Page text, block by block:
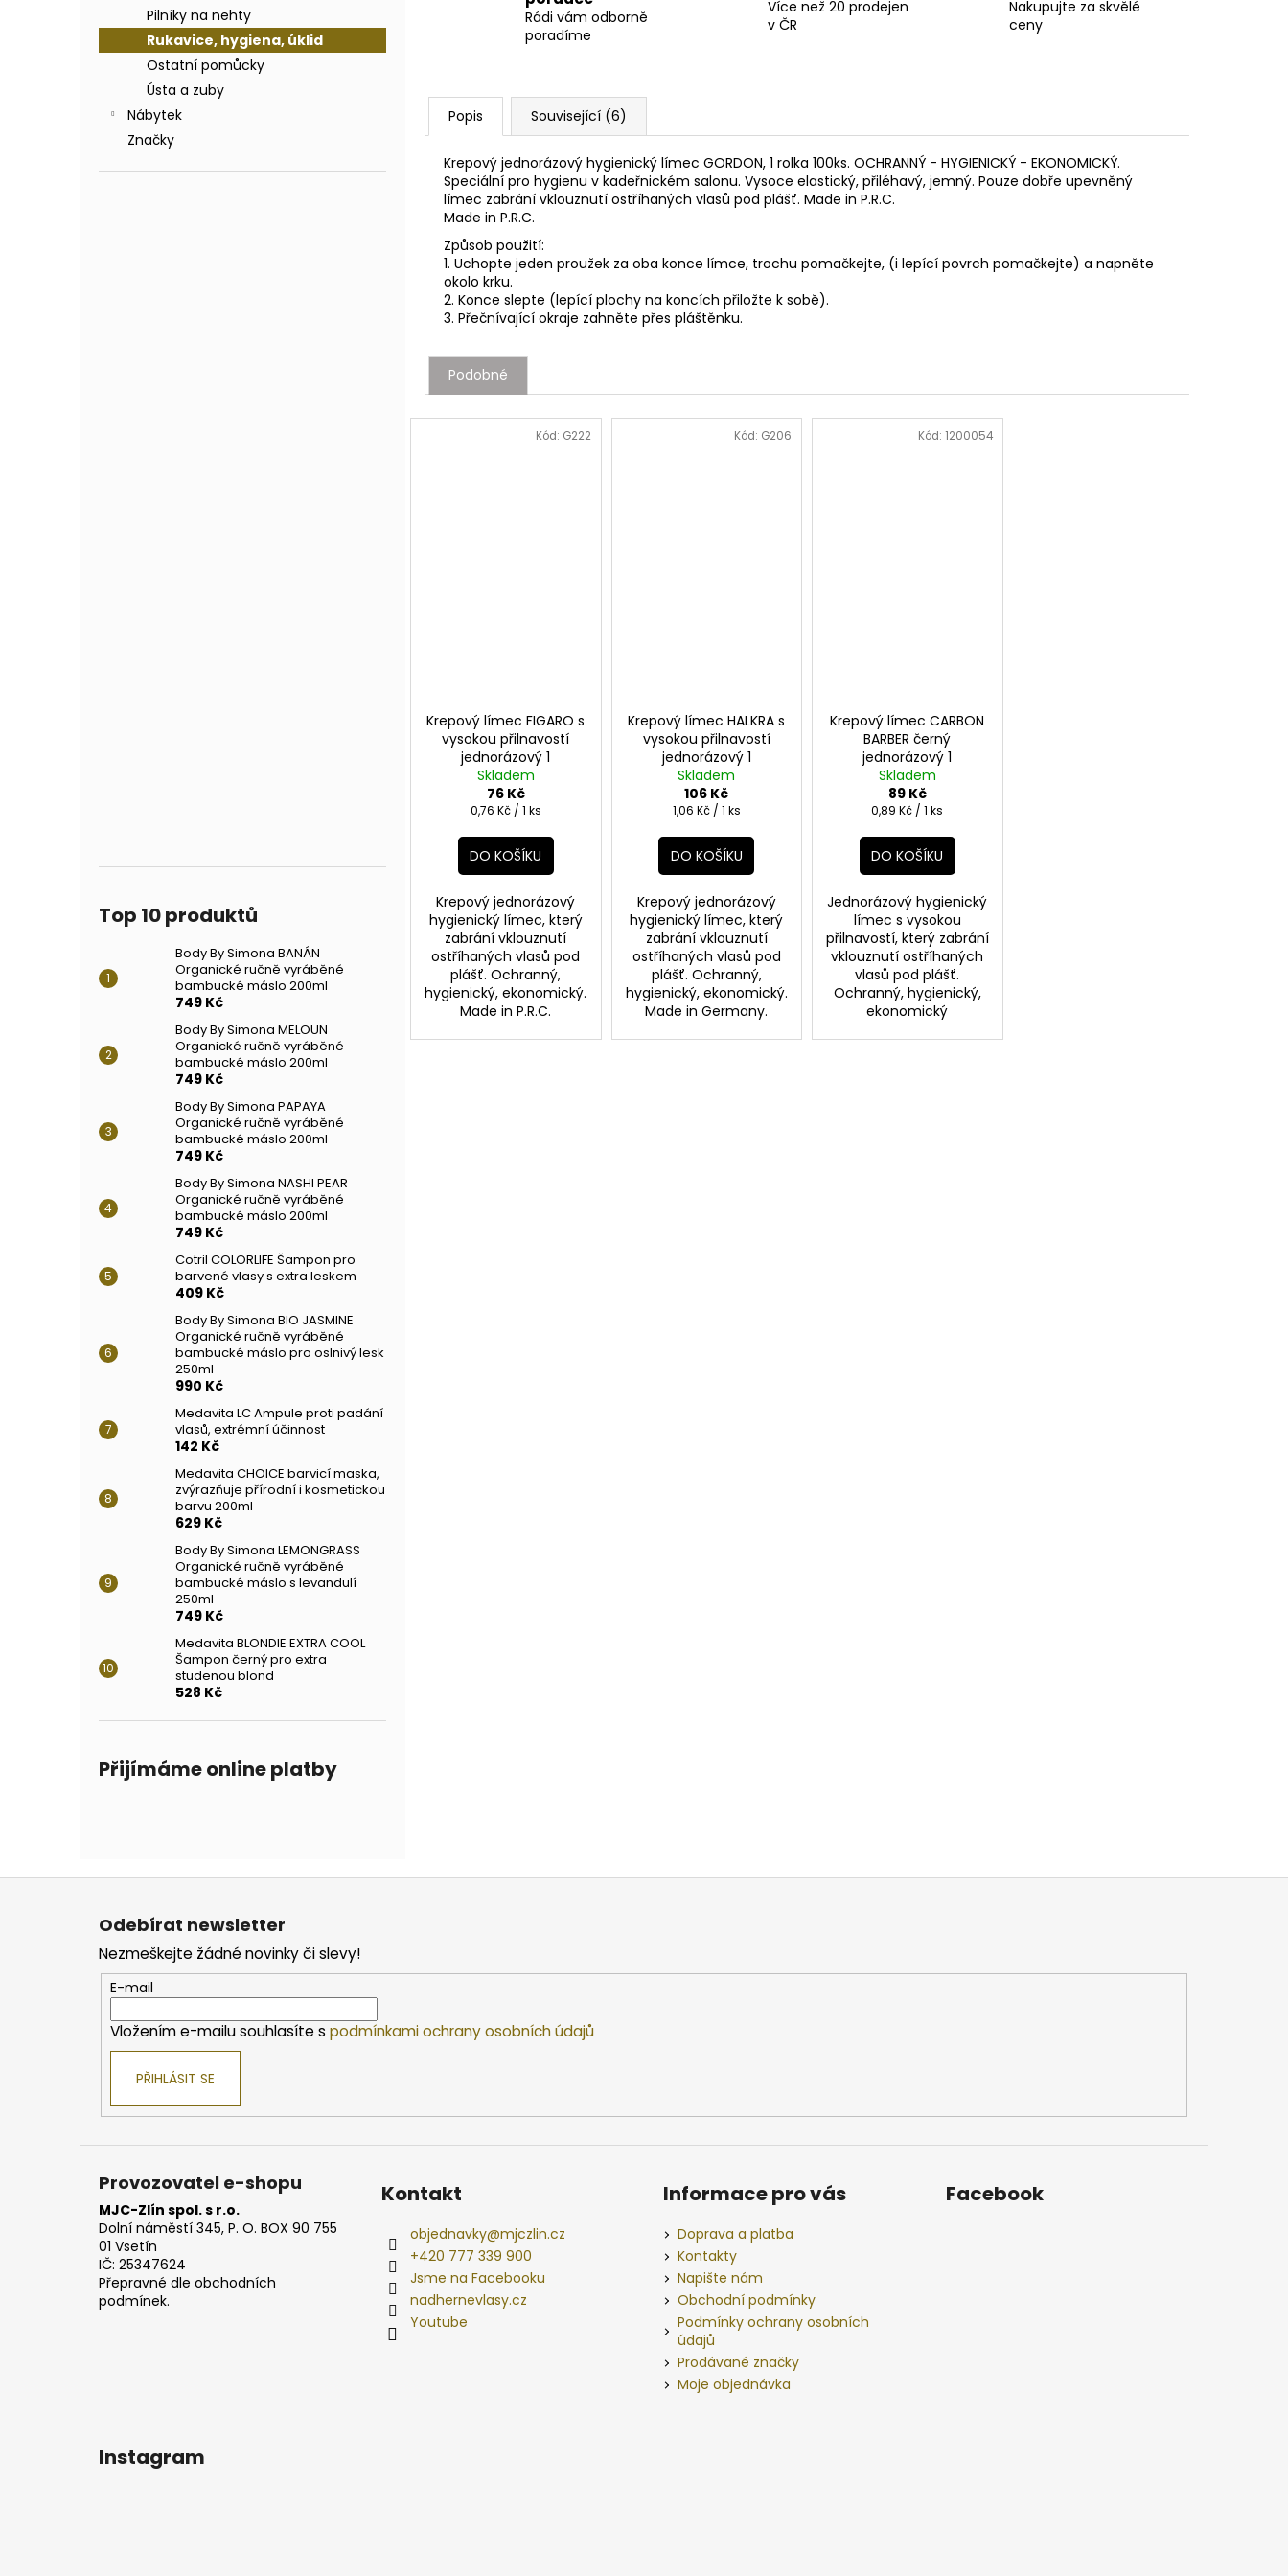
Pilníky na nehty
Rukavice, hygiena, úklid
Ostatní pomůcky
Ústa a zuby
Nábytek
Značky
Top 10 produktů
Body By Simona BANÁN
Organické ručně vyráběné
bambucké máslo 200ml
749 Kč
Body By Simona MELOUN
Organické ručně vyráběné
bambucké máslo 200ml
749 Kč
Body By Simona PAPAYA
Organické ručně vyráběné
bambucké máslo 200ml
749 Kč
Body By Simona NASHI PEAR
Organické ručně vyráběné
bambucké máslo 200ml
749 Kč
Cotril COLORLIFE Šampon pro
barvené vlasy s extra leskem
409 Kč
Body By Simona BIO JASMINE
Organické ručně vyráběné
bambucké máslo pro oslnivý lesk
250ml
990 Kč
Medavita LC Ampule proti padání
vlasů, extrémní účinnost
142 Kč
Medavita CHOICE barvicí maska,
zvýrazňuje přírodní i kosmetickou
barvu 200ml
629 Kč
Body By Simona LEMONGRASS
Organické ručně vyráběné
bambucké máslo s levandulí
250ml
749 Kč
Medavita BLONDIE EXTRA COOL
Šampon černý pro extra
studenou blond
528 Kč
Přijímáme online platby
Rádi vám odborně
poradíme
Více než 20 prodejen
v ČR
Nakupujte za skvělé
ceny
Popis Související (6)
Krepový jednorázový hygienický límec GORDON, 1 rolka 100ks. OCHRANNÝ - HYGIENICKÝ - EKONOMICKÝ.
Speciální pro hygienu v kadeřnickém salonu. Vysoce elastický, přiléhavý, jemný. Pouze dobře upevněný
límec zabrání vklouznutí ostříhaných vlasů pod plášť. Made in P.R.C.
Made in P.R.C.
Způsob použití:
1. Uchopte jeden proužek za oba konce límce, trochu pomačkejte, (i lepící povrch pomačkejte) a napněte
okolo krku.
2. Konce slepte (lepící plochy na koncích přiložte k sobě).
3. Přečnívající okraje zahněte přes pláštěnku.
Podobné
Krepový límec FIGARO s
vysokou přilnavostí
jednorázový 1
rolka/100ks
Skladem
76 Kč
Měrná
0,76 Kč / 1 ks
DO KOŠÍKU
Krepový jednorázový
hygienický límec, který
zabrání vklouznutí
ostříhaných vlasů pod
plášť. Ochranný,
hygienický, ekonomický.
Made in P.R.C.
Kód: G222
Krepový límec HALKRA s
vysokou přilnavostí
jednorázový 1
rolka/100ks
Skladem
106 Kč
Měrná
1,06 Kč / 1 ks
DO KOŠÍKU
Krepový jednorázový
hygienický límec, který
zabrání vklouznutí
ostříhaných vlasů pod
plášť. Ochranný,
hygienický, ekonomický.
Made in Germany.
Kód: G206
Krepový límec CARBON
BARBER černý
jednorázový 1
rolka/100ks
Skladem
89 Kč
Měrná
0,89 Kč / 1 ks
DO KOŠÍKU
Jednorázový hygienický
límec s vysokou
přilnavostí, který zabrání
vklouznutí ostříhaných
vlasů pod plášť.
Ochranný, hygienický,
ekonomický
Kód: 1200054
Z
Odebírat newsletter
Nezmeškejte žádné novinky či slevy!
E-mail
Vložením e-mailu souhlasíte s podmínkami ochrany osobních údajů
PŘIHLÁSIT SE
Provozovatel e-shopu
MJC-Zlín spol. s r.o.
Dolní náměstí 345, P. O. BOX 90 755
01 Vsetín
IČ: 25347624
Přepravné dle obchodních
podmínek.
Kontakt
objednavky@mjczlin.cz
+420 777 339 900
Jsme na Facebooku
nadhernevlasy.cz
Youtube
Informace pro vás
Doprava a platba
Kontakty
Napište nám
Obchodní podmínky
Podmínky ochrany osobních
údajů
Prodávané značky
Moje objednávka
Facebook
Instagram